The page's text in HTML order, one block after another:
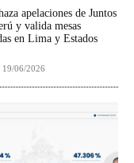
apelaciones de Juntos
y valida mesas
en Lima y Estados
19/06/2026